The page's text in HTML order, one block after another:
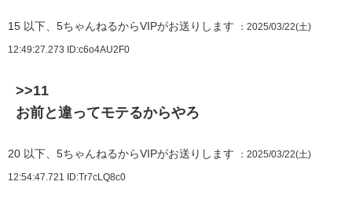
15 以下、5ちゃんねるからVIPがお送りします ：2025/03/22(土)
12:49:27.273 ID:c6o4AU2F0
>>11
お前と違ってモテるからやろ
20 以下、5ちゃんねるからVIPがお送りします ：2025/03/22(土)
12:54:47.721 ID:Tr7cLQ8c0